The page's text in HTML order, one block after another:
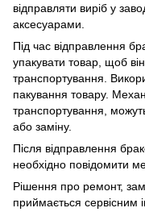
відправляти виріб у
аксесуарами.
Під час відправлення
упакувати товар, щоб
транспортування.
пакування товару.
транспортування,
або заміну.
Після відправлення
необхідно повідомити
Рішення про ремонт,
приймається сервісним